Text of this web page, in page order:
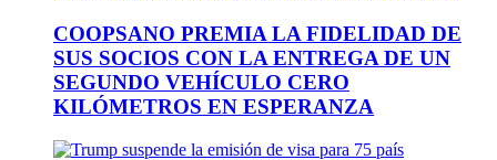
COOPSANO PREMIA LA FIDELIDAD DE
SUS SOCIOS CON LA ENTREGA DE UN
SEGUNDO VEHÍCULO CERO
KILÓMETROS EN ESPERANZA